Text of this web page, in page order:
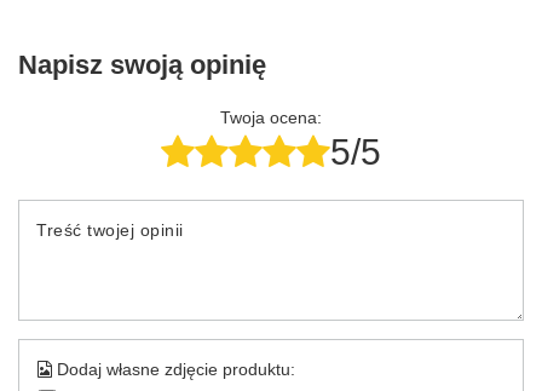
Napisz swoją opinię
Twoja ocena:
5/5
Treść twojej opinii
Dodaj własne zdjęcie produktu: